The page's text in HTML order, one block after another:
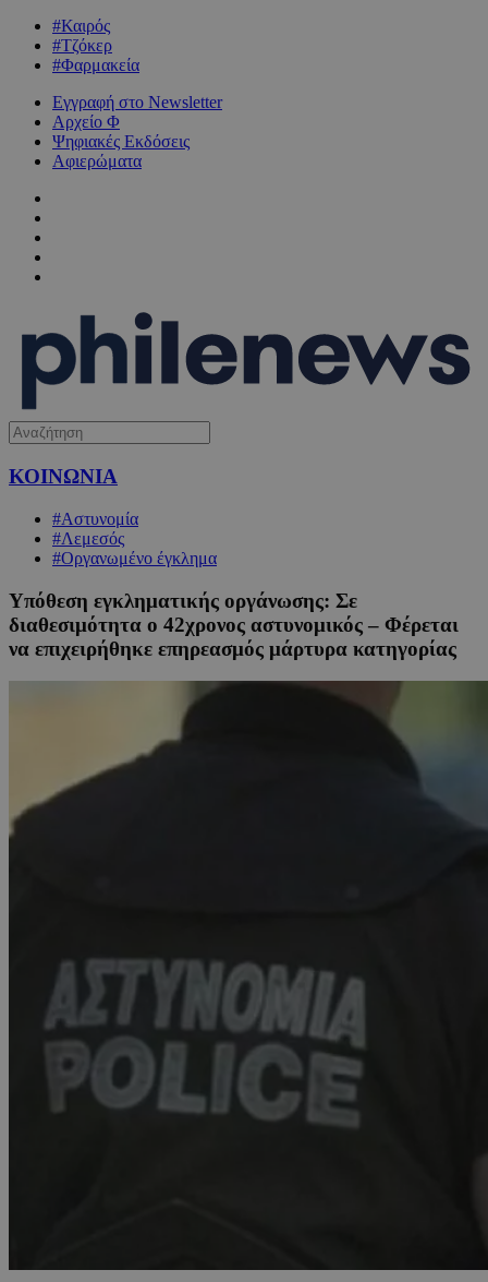
#Καιρός
#Τζόκερ
#Φαρμακεία
Εγγραφή στο Newsletter
Αρχείο Φ
Ψηφιακές Εκδόσεις
Αφιερώματα
ΚΟΙΝΩΝΙΑ
#Αστυνομία
#Λεμεσός
#Οργανωμένο έγκλημα
Υπόθεση εγκληματικής οργάνωσης: Σε
διαθεσιμότητα ο 42χρονος αστυνομικός – Φέρεται
να επιχειρήθηκε επηρεασμός μάρτυρα κατηγορίας